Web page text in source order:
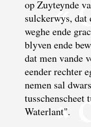
op Zuyteynde
sulckerwys, dat
weghe ende
blyven ende
dat men vande
eender rechter
nemen sal
tusschenscheet
Waterlant".